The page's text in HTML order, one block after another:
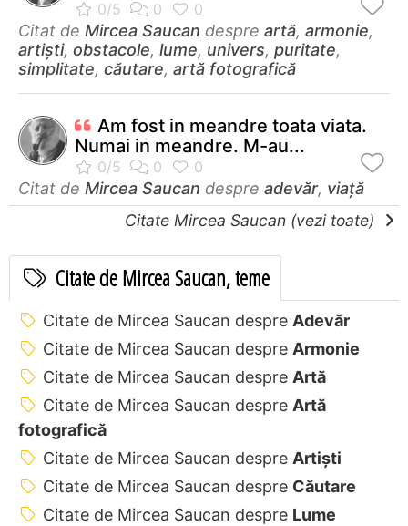
Citat de Mircea Saucan despre artă, armonie,
artiști, obstacole, lume, univers, puritate,
simplitate, căutare, artă fotografică
Am fost in meandre toata viata.
Numai in meandre. M-au...
Citat de Mircea Saucan despre adevăr, viață
Citate Mircea Saucan (vezi toate)
Citate de Mircea Saucan, teme
Citate de Mircea Saucan despre Adevăr
Citate de Mircea Saucan despre Armonie
Citate de Mircea Saucan despre Artă
Citate de Mircea Saucan despre Artă
fotografică
Citate de Mircea Saucan despre Artiști
Citate de Mircea Saucan despre Căutare
Citate de Mircea Saucan despre Lume